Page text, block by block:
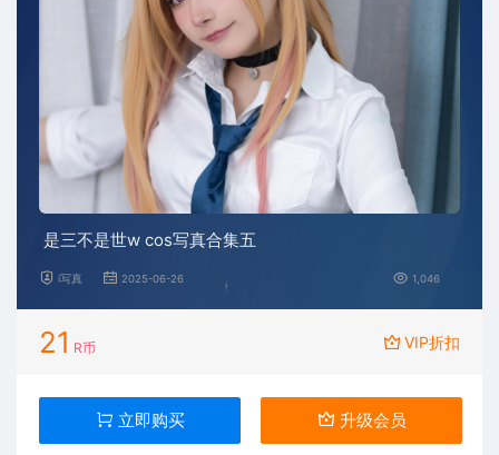
是三不是世w cos写真合集五
i写真 2025-06-26 1,046
21 R币 VIP折扣
立即购买 升级会员